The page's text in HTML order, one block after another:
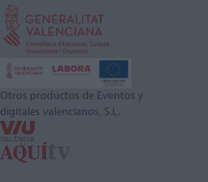
Otros productos de Eventos y
digitales valencianos, S.L.